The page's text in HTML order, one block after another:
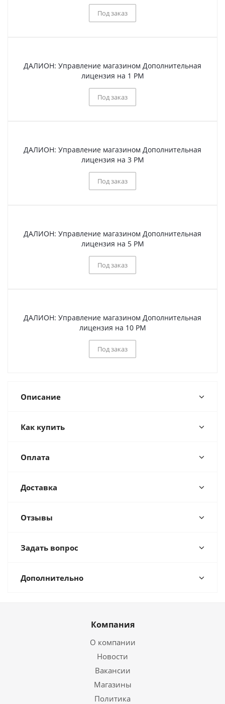
Под заказ
ДАЛИОН: Управление магазином Дополнительная
лицензия на 1 РМ
Под заказ
ДАЛИОН: Управление магазином Дополнительная
лицензия на 3 РМ
Под заказ
ДАЛИОН: Управление магазином Дополнительная
лицензия на 5 РМ
Под заказ
ДАЛИОН: Управление магазином Дополнительная
лицензия на 10 РМ
Под заказ
Описание
Как купить
Оплата
Доставка
Отзывы
Задать вопрос
Дополнительно
Компания
О компании
Новости
Вакансии
Магазины
Политика